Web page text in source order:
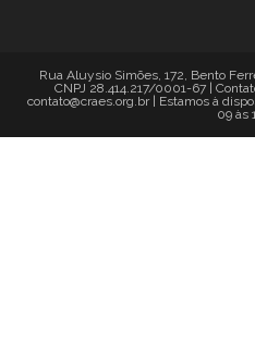
Rua Aluysio Simões, 172, Bento
CNPJ 28.414.217/0001-67 |
contato@craes.org.br | Estamos à
09 às